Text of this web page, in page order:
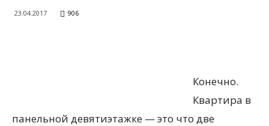
23.04.2017 906
Конечно.
Квартира в
панельной девятиэтажке — это что две